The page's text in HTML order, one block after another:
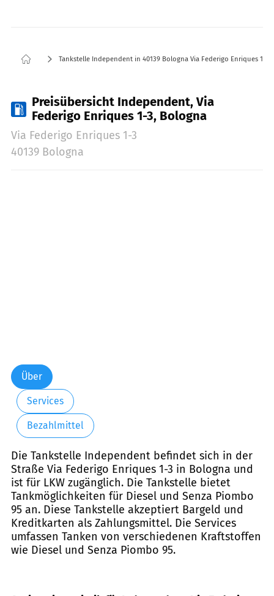
Tankstelle Independent in 40139 Bologna Via Federigo Enriques 1-3
Preisübersicht Independent, Via
Federigo Enriques 1-3, Bologna
Via Federigo Enriques 1-3
40139 Bologna
Über
Services
Bezahlmittel
Die Tankstelle Independent befindet sich in der
Straße Via Federigo Enriques 1-3 in Bologna und
ist für LKW zugänglich. Die Tankstelle bietet
Tankmöglichkeiten für Diesel und Senza Piombo
95 an. Diese Tankstelle akzeptiert Bargeld und
Kreditkarten als Zahlungsmittel. Die Services
umfassen Tanken von verschiedenen Kraftstoffen
wie Diesel und Senza Piombo 95.